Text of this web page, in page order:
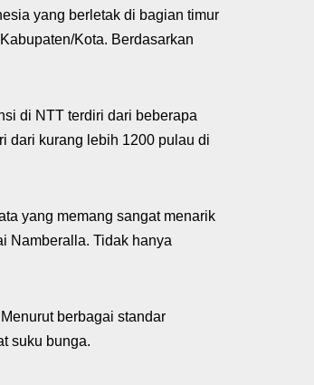
yang berletak di bagian timur
Kota. Berdasarkan
di NTT terdiri dari beberapa
dari kurang lebih 1200 pulau di
yang memang sangat menarik
Namberalla. Tidak hanya
berbagai standar
suku bunga.